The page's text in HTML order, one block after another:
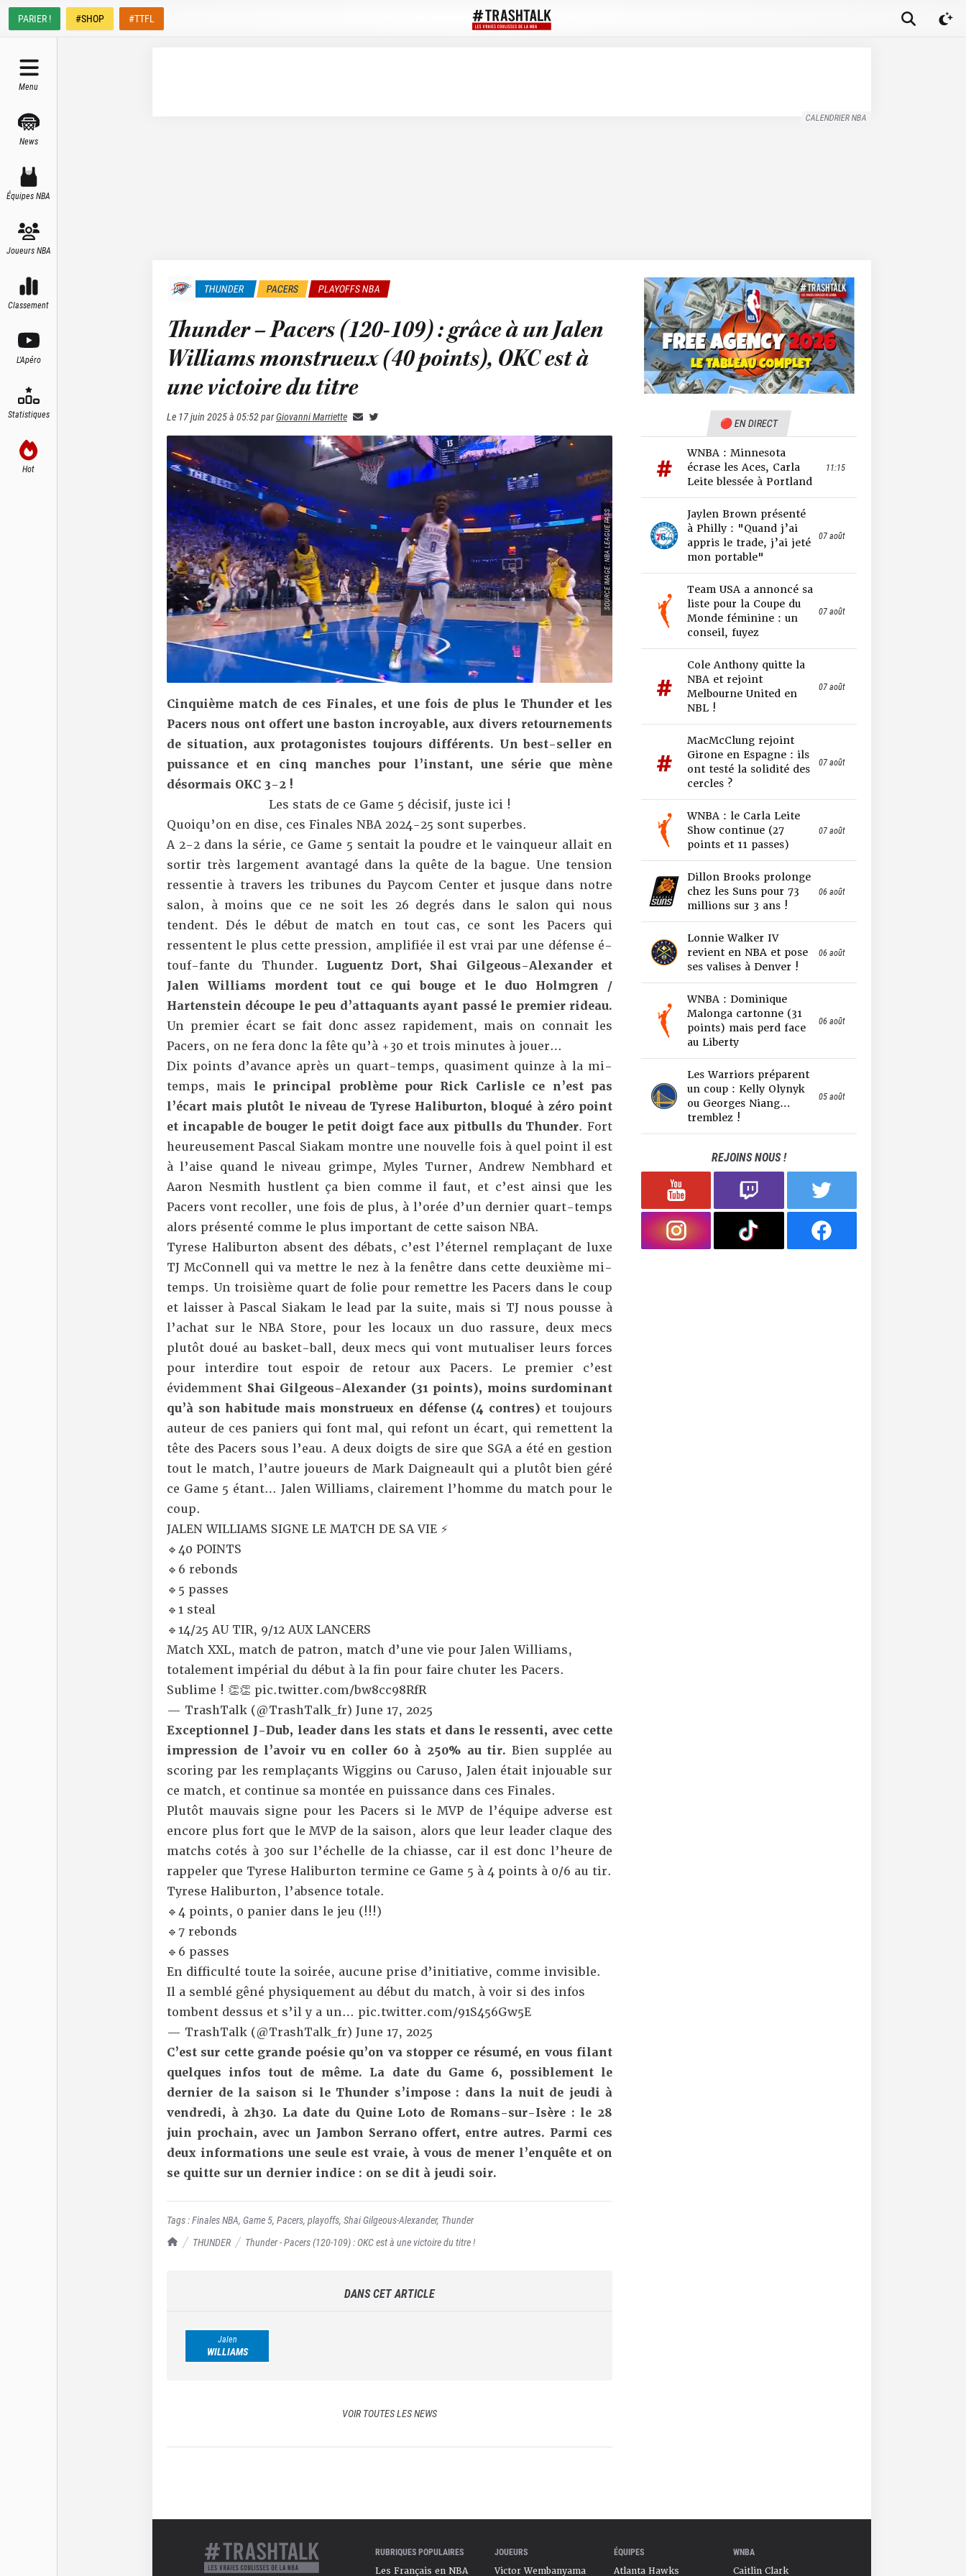
PARIER ! #SHOP #TTFL
Menu
News
Équipes NBA
Joueurs NBA
Classement
L'Apéro
Statistiques
Hot
CALENDRIER NBA
TrashTalk Actu NBA
THUNDER Thunder - Pacers (120-109) : OKC est à une victoire du titre !
THUNDER PACERS PLAYOFFS NBA
Thunder – Pacers (120-109) : grâce à un Jalen
Williams monstrueux (40 points), OKC est à
une victoire du titre
Le 17 juin 2025 à 05:52parGiovanni Marriette
SOURCE IMAGE : NBA LEAGUE PASS
Cinquième match de ces Finales, et une fois de plus le Thunder et les
Pacers nous ont offert une baston incroyable, aux divers retournements
de situation, aux protagonistes toujours différents. Un best-seller en
puissance et en cinq manches pour l’instant, une série que mène
désormais OKC 3-2 !
Les stats de ce Game 5 décisif, juste ici !
Quoiqu’on en dise, ces Finales NBA 2024-25 sont superbes.
A 2-2 dans la série, ce Game 5 sentait la poudre et le vainqueur allait en
sortir très largement avantagé dans la quête de la bague. Une tension
ressentie à travers les tribunes du Paycom Center et jusque dans notre
salon, à moins que ce ne soit les 26 degrés dans le salon qui nous
tendent. Dés le début de match en tout cas, ce sont les Pacers qui
ressentent le plus cette pression, amplifiée il est vrai par une défense é-
touf-fante du Thunder. Luguentz Dort, Shai Gilgeous-Alexander et
Jalen Williams mordent tout ce qui bouge et le duo Holmgren /
Hartenstein découpe le peu d’attaquants ayant passé le premier rideau.
Un premier écart se fait donc assez rapidement, mais on connait les
Pacers, on ne fera donc la fête qu’à +30 et trois minutes à jouer…
Dix points d’avance après un quart-temps, quasiment quinze à la mi-
temps, mais le principal problème pour Rick Carlisle ce n’est pas
l’écart mais plutôt le niveau de Tyrese Haliburton, bloqué à zéro point
et incapable de bouger le petit doigt face aux pitbulls du Thunder. Fort
heureusement Pascal Siakam montre une nouvelle fois à quel point il est
à l’aise quand le niveau grimpe, Myles Turner, Andrew Nembhard et
Aaron Nesmith hustlent ça bien comme il faut, et c’est ainsi que les
Pacers vont recoller, une fois de plus, à l’orée d’un dernier quart-temps
alors présenté comme le plus important de cette saison NBA.
Tyrese Haliburton absent des débats, c’est l’éternel remplaçant de luxe
TJ McConnell qui va mettre le nez à la fenêtre dans cette deuxième mi-
temps. Un troisième quart de folie pour remettre les Pacers dans le coup
et laisser à Pascal Siakam le lead par la suite, mais si TJ nous pousse à
l’achat sur le NBA Store, pour les locaux un duo rassure, deux mecs
plutôt doué au basket-ball, deux mecs qui vont mutualiser leurs forces
pour interdire tout espoir de retour aux Pacers. Le premier c’est
évidemment Shai Gilgeous-Alexander (31 points), moins surdominant
qu’à son habitude mais monstrueux en défense (4 contres) et toujours
auteur de ces paniers qui font mal, qui refont un écart, qui remettent la
tête des Pacers sous l’eau. A deux doigts de sire que SGA a été en gestion
tout le match, l’autre joueurs de Mark Daigneault qui a plutôt bien géré
ce Game 5 étant… Jalen Williams, clairement l’homme du match pour le
coup.
JALEN WILLIAMS SIGNE LE MATCH DE SA VIE ⚡️
🔹40 POINTS
🔹6 rebonds
🔹5 passes
🔹1 steal
🔹14/25 AU TIR, 9/12 AUX LANCERS
Match XXL, match de patron, match d’une vie pour Jalen Williams,
totalement impérial du début à la fin pour faire chuter les Pacers.
Sublime ! 👏👏 pic.twitter.com/bw8cc98RfR
— TrashTalk (@TrashTalk_fr) June 17, 2025
Exceptionnel J-Dub, leader dans les stats et dans le ressenti, avec cette
impression de l’avoir vu en coller 60 à 250% au tir. Bien supplée au
scoring par les remplaçants Wiggins ou Caruso, Jalen était injouable sur
ce match, et continue sa montée en puissance dans ces Finales.
Plutôt mauvais signe pour les Pacers si le MVP de l’équipe adverse est
encore plus fort que le MVP de la saison, alors que leur leader claque des
matchs cotés à 300 sur l’échelle de la chiasse, car il est donc l’heure de
rappeler que Tyrese Haliburton termine ce Game 5 à 4 points à 0/6 au tir.
Tyrese Haliburton, l’absence totale.
🔹4 points, 0 panier dans le jeu (!!!)
🔹7 rebonds
🔹6 passes
En difficulté toute la soirée, aucune prise d’initiative, comme invisible.
Il a semblé gêné physiquement au début du match, à voir si des infos
tombent dessus et s’il y a un… pic.twitter.com/91S456Gw5E
— TrashTalk (@TrashTalk_fr) June 17, 2025
C’est sur cette grande poésie qu’on va stopper ce résumé, en vous filant
quelques infos tout de même. La date du Game 6, possiblement le
dernier de la saison si le Thunder s’impose : dans la nuit de jeudi à
vendredi, à 2h30. La date du Quine Loto de Romans-sur-Isère : le 28
juin prochain, avec un Jambon Serrano offert, entre autres. Parmi ces
deux informations une seule est vraie, à vous de mener l’enquête et on
se quitte sur un dernier indice : on se dit à jeudi soir.
Tags :Finales NBA, Game 5, Pacers, playoffs, Shai Gilgeous-Alexander, Thunder
DANS CET ARTICLE
Jalen
WILLIAMS
VOIR TOUTES LES NEWS
🔴 EN DIRECT
WNBA : Minnesota
écrase les Aces, Carla
Leite blessée à Portland
11:15
Jaylen Brown présenté
à Philly : "Quand j’ai
appris le trade, j’ai jeté
mon portable"
07 août
Team USA a annoncé sa
liste pour la Coupe du
Monde féminine : un
conseil, fuyez
07 août
Cole Anthony quitte la
NBA et rejoint
Melbourne United en
NBL !
07 août
MacMcClung rejoint
Girone en Espagne : ils
ont testé la solidité des
cercles ?
07 août
WNBA : le Carla Leite
Show continue (27
points et 11 passes)
07 août
Dillon Brooks prolonge
chez les Suns pour 73
millions sur 3 ans !
06 août
Lonnie Walker IV
revient en NBA et pose
ses valises à Denver !
06 août
WNBA : Dominique
Malonga cartonne (31
points) mais perd face
au Liberty
06 août
Les Warriors préparent
un coup : Kelly Olynyk
ou Georges Niang…
tremblez !
05 août
REJOINS NOUS !
RUBRIQUES POPULAIRES
Les Français en NBA
JOUEURS
Victor Wembanyama
ÉQUIPES
Atlanta Hawks
WNBA
Caitlin Clark